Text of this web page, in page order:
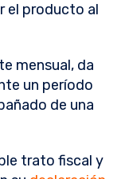
el producto al
mensual, da
un período
de una
trato fiscal y